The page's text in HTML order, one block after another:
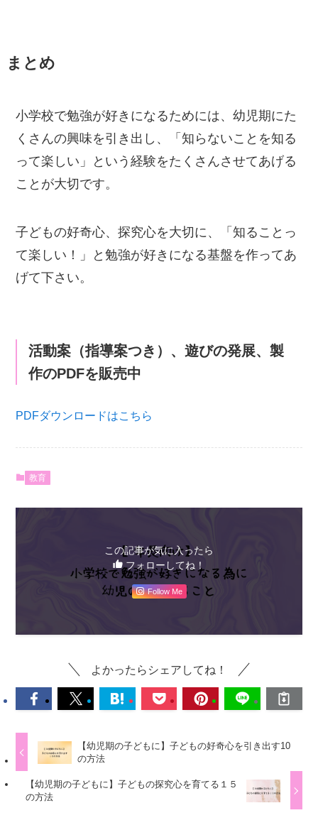
まとめ
小学校で勉強が好きになるためには、幼児期にた
くさんの興味を引き出し、「知らないことを知る
って楽しい」という経験をたくさんさせてあげる
ことが大切です。
子どもの好奇心、探究心を大切に、「知ることっ
て楽しい！」と勉強が好きになる基盤を作ってあ
げて下さい。
活動案（指導案つき）、遊びの発展、製
作のPDFを販売中
PDFダウンロードはこちら
教育
この記事が気に入ったら
フォローしてね！
Follow Me
よかったらシェアしてね！
【幼児期の子どもに】子どもの好奇心を引き出す10
の方法
【幼児期の子どもに】子どもの探究心を育てる１５
の方法